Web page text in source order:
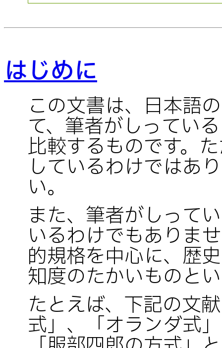
はじめに
この文書は、日本語
て、筆者がしってい
比較するものです。
しているわけではあ
い。
また、筆者がしって
いるわけでもありま
的規格を中心に、歴
知度のたかいものと
たとえば、下記の文
式」、「オランダ式